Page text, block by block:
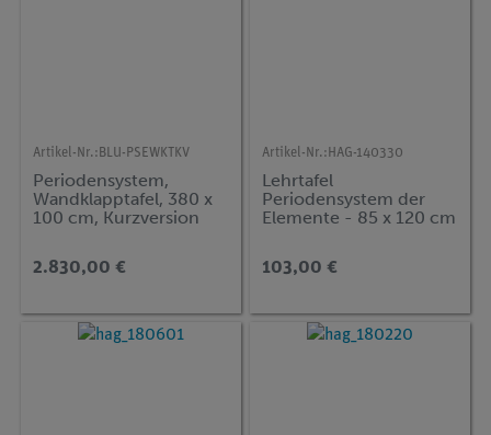
Artikel-Nr.: BLU-PSEWKTKV
Periodensystem,
Wandklapptafel, 380 x
100 cm, Kurzversion
2.830,00 €
Artikel-Nr.: HAG-140330
Lehrtafel
Periodensystem der
Elemente - 85 x 120 cm
103,00 €